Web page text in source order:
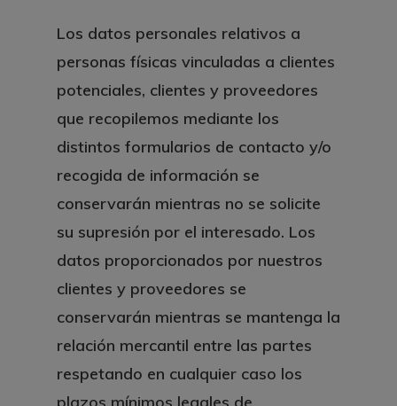
Los datos personales relativos a
personas físicas vinculadas a clientes
potenciales, clientes y proveedores
que recopilemos mediante los
distintos formularios de contacto y/o
recogida de información se
conservarán mientras no se solicite
su supresión por el interesado. Los
datos proporcionados por nuestros
clientes y proveedores se
conservarán mientras se mantenga la
relación mercantil entre las partes
respetando en cualquier caso los